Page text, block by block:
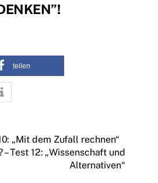
teilen
„Mit dem Zufall rechnen“
– Test 12: „Wissenschaft und
Alternativen“